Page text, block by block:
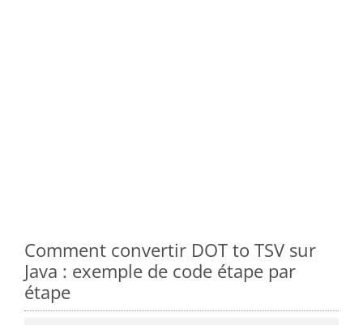
Comment convertir DOT to TSV sur
Java : exemple de code étape par
étape